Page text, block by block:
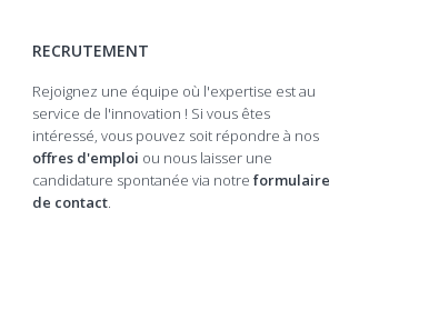
RECRUTEMENT
Rejoignez une équipe où l'expertise est au
service de l'innovation ! Si vous êtes
intéressé, vous pouvez soit répondre à nos
offres d'emploi ou nous laisser une
candidature spontanée via notre formulaire
de contact.